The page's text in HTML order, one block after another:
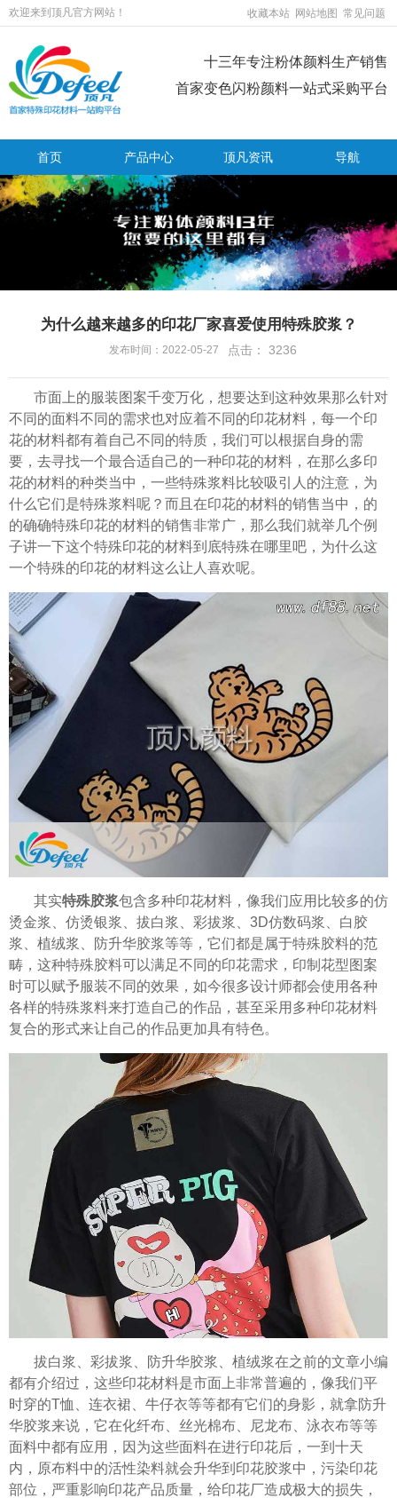
欢迎来到顶凡官方网站！ 收藏本站 网站地图 常见问题
十三年专注粉体颜料生产销售
首家变色闪粉颜料一站式采购平台
首页 产品中心 顶凡资讯 导航
为什么越来越多的印花厂家喜爱使用特殊胶浆？
发布时间：2022-05-27 点击： 3236
市面上的服装图案千变万化，想要达到这种效果那么针对
不同的面料不同的需求也对应着不同的印花材料，每一个印
花的材料都有着自己不同的特质，我们可以根据自身的需
要，去寻找一个最合适自己的一种印花的材料，在那么多印
花的材料的种类当中，一些特殊浆料比较吸引人的注意，为
什么它们是特殊浆料呢？而且在印花的材料的销售当中，的
的确确特殊印花的材料的销售非常广，那么我们就举几个例
子讲一下这个特殊印花的材料到底特殊在哪里吧，为什么这
一个特殊的印花的材料这么让人喜欢呢。
其实特殊胶浆包含多种印花材料，像我们应用比较多的仿
烫金浆、仿烫银浆、拔白浆、彩拔浆、3D仿数码浆、白胶
浆、植绒浆、防升华胶浆等等，它们都是属于特殊胶料的范
畴，这种特殊胶料可以满足不同的印花需求，印制花型图案
时可以赋予服装不同的效果，如今很多设计师都会使用各种
各样的特殊浆料来打造自己的作品，甚至采用多种印花材料
复合的形式来让自己的作品更加具有特色。
拔白浆、彩拔浆、防升华胶浆、植绒浆在之前的文章小编
都有介绍过，这些印花材料是市面上非常普遍的，像我们平
时穿的T恤、连衣裙、牛仔衣等等都有它们的身影，就拿防升
华胶浆来说，它在化纤布、丝光棉布、尼龙布、泳衣布等等
面料中都有应用，因为这些面料在进行印花后，一到十天
内，原布料中的活性染料就会升华到印花胶浆中，污染印花
部位，严重影响印花产品质量，给印花厂造成极大的损失，